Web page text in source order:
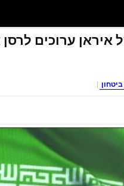
איראן ערוכים